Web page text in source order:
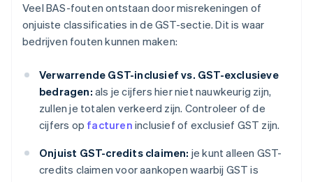
Veel BAS-fouten ontstaan door misrekeningen of
onjuiste classificaties in de GST-sectie. Dit is waar
bedrijven fouten kunnen maken:
Verwarrende GST-inclusief vs. GST-exclusieve
bedragen: als je cijfers hier niet nauwkeurig zijn,
zullen je totalen verkeerd zijn. Controleer of de
cijfers op facturen inclusief of exclusief GST zijn.
Onjuist GST-credits claimen: je kunt alleen GST-
credits claimen voor aankopen waarbij GST is